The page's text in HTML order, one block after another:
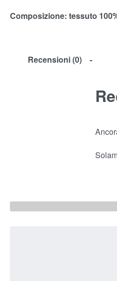
Composizione: tessuto
Recensioni (0)